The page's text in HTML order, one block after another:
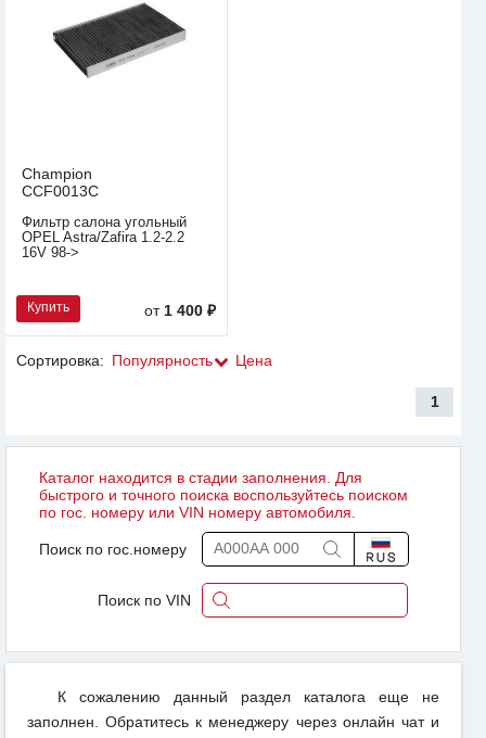
Champion
CCF0013C
Фильтр салона угольный
OPEL Astra/Zafira 1.2-2.2
16V 98->
Купить от 1 400 ₽
Сортировка: Популярность Цена
1
Каталог находится в стадии заполнения. Для
быстрого и точного поиска воспользуйтесь поиском
по гос. номеру или VIN номеру автомобиля.
Поиск по гос.номеру
Поиск по VIN
К сожалению данный раздел каталога еще не
заполнен. Обратитесь к менеджеру через онлайн чат и